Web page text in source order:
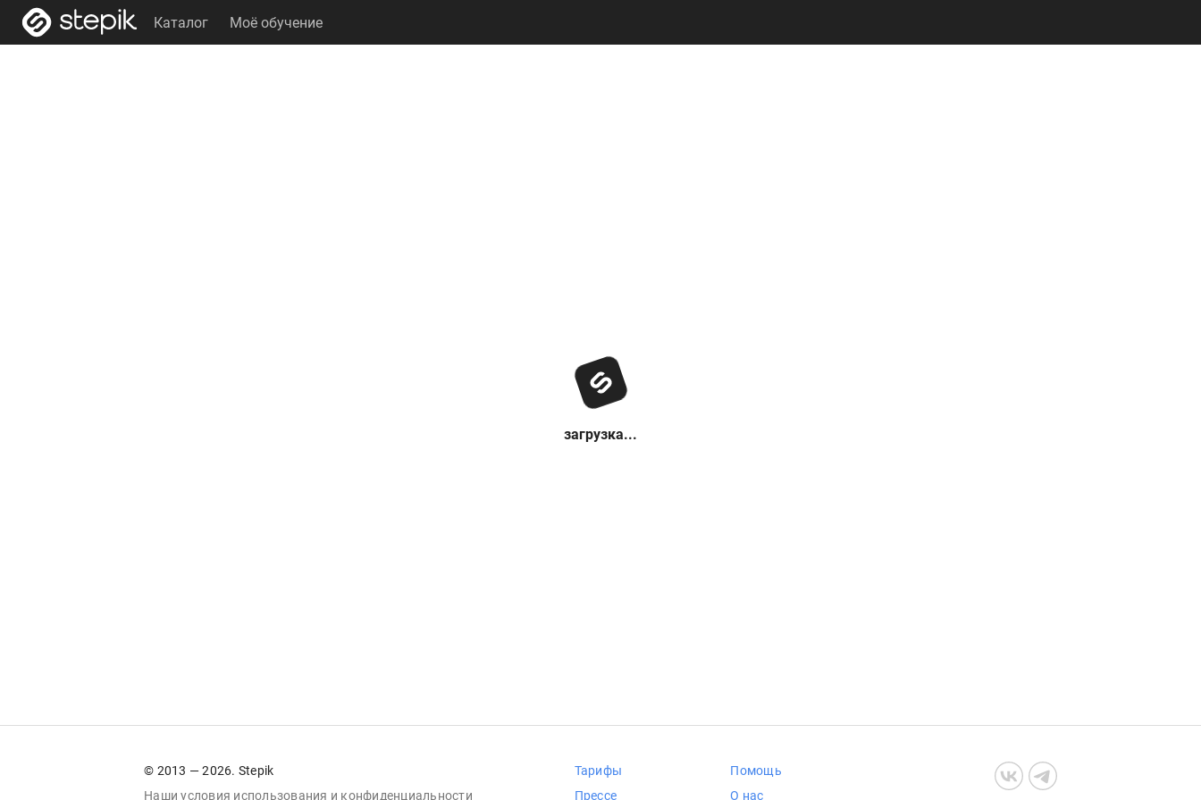
Каталог Моё обучение
загрузка...
© 2013 — 2026. Stepik
Наши условия использования и конфиденциальности
Тарифы
Прессе
Помощь
О нас